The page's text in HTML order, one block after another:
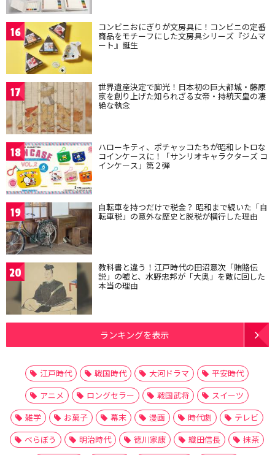
16 コンビニおにぎりが文房具に！コンビニの定番
商品をモチーフにした文房具シリーズ『ジムマ
ート』誕生
17 世界遺産決定で脚光！日本初の巨大都城・藤原
京を創り上げた知られざる女帝・持統天皇の凄
絶な執念
18 ハローキティ、ポチャッコたちが昭和レトロな
コインケースに！「サンリオキャラクターズ コ
インケース」第２弾
19 自転車を持つだけで税金？ 昭和まで続いた「自
転車税」の意外な歴史と脱税が横行した理由
20 教科書と違う！江戸時代の田沼意次「賄賂伝
説」の嘘と、水野忠邦が「大奥」を敵に回した
本当の理由
ランキングを表示
江戸時代 戦国時代 大河ドラマ
平安時代
アニメ
ロングセラー 戦国武将
スイーツ
雑学
お菓子 幕末 漫画 時代劇
テレビ
べらぼう
明治時代 徳川家康 織田信長
抹茶